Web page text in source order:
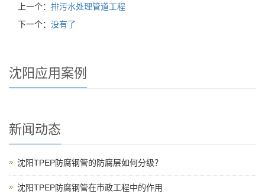
上一个： 排污水处理管道工程
下一个： 没有了
沈阳应用案例
新闻动态
沈阳TPEP防腐钢管的防腐层如何分级？
沈阳TPEP防腐钢管在市政工程中的作用